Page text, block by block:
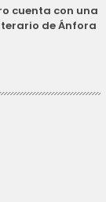
cuenta con una
de Ánfora